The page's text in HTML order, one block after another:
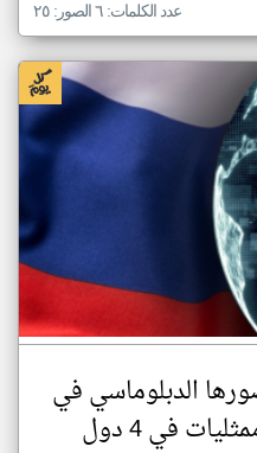
عدد الكلمات: ٦ الصور: ٢٥
الدبلوماسي في
إفريقيا بافتتاح ممثليات في 4 دول